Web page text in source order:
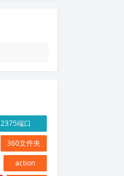
2375端口
360文件夹
action